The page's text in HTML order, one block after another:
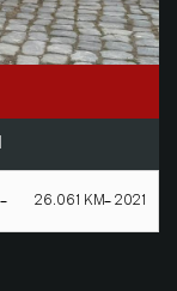
26.061 KM 2021